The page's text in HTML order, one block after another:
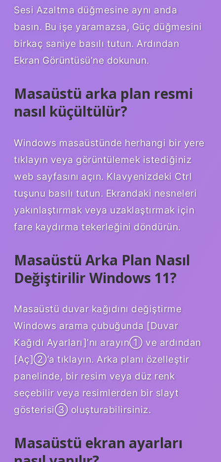
Sesi Azaltma düğmesine aynı anda
basın. Bu işe yaramazsa, Güç düğmesini
birkaç saniye basılı tutun. Ardından
Ekran Görüntüsü’ne dokunun.
Masaüstü arka plan resmi
nasıl küçültülür?
Windows masaüstünde herhangi bir yere
tıklayın veya görüntülemek istediğiniz
web sayfasını açın. Klavyenizdeki Ctrl
tuşunu basılı tutun. Ekrandaki nesneleri
yakınlaştırmak veya uzaklaştırmak için
fare kaydırma tekerleğini döndürün.
Masaüstü Arka Plan Nasıl
Değiştirilir Windows 11?
Masaüstü duvar kağıdını değiştirme
Windows arama çubuğunda [Duvar
Kağıdı Ayarları]’nı arayın① ve ardından
[Aç]②’a tıklayın. Arka planı özelleştir
panelinde, bir resim veya düz renk
seçebilir veya resimlerden bir slayt
gösterisi③ oluşturabilirsiniz.
Masaüstü ekran ayarları